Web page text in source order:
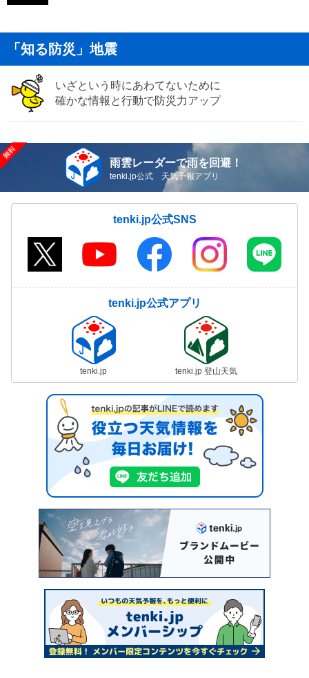
「知る防災」地震
いざという時にあわてないために
確かな情報と行動で防災力アップ
雨雲レーダーで雨を回避！
tenki.jp公式 天気予報アプリ
tenki.jp公式SNS
tenki.jp公式アプリ
tenki.jp tenki.jp 登山天気